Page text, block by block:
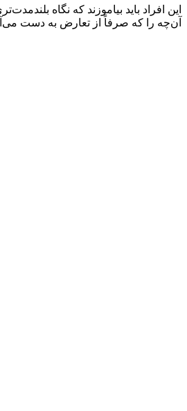
این افراد باید بیاموزند که نگاه
آن‌چه را که صرفاً از تعارض به دست